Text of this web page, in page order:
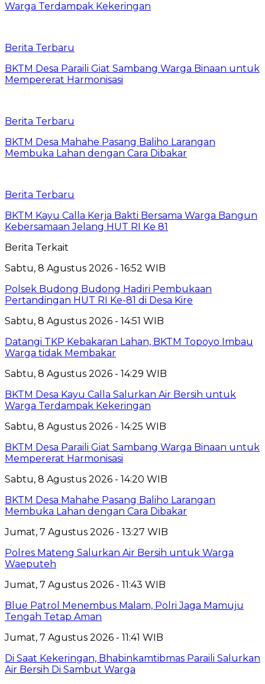
Warga Terdampak Kekeringan
Berita Terbaru
BKTM Desa Paraili Giat Sambang Warga Binaan untuk
Mempererat Harmonisasi
Berita Terbaru
BKTM Desa Mahahe Pasang Baliho Larangan
Membuka Lahan dengan Cara Dibakar
Berita Terbaru
BKTM Kayu Calla Kerja Bakti Bersama Warga Bangun
Kebersamaan Jelang HUT RI Ke 81
Berita Terkait
Sabtu, 8 Agustus 2026 - 16:52 WIB
Polsek Budong Budong Hadiri Pembukaan
Pertandingan HUT RI Ke-81 di Desa Kire
Sabtu, 8 Agustus 2026 - 14:51 WIB
Datangi TKP Kebakaran Lahan, BKTM Topoyo Imbau
Warga tidak Membakar
Sabtu, 8 Agustus 2026 - 14:29 WIB
BKTM Desa Kayu Calla Salurkan Air Bersih untuk
Warga Terdampak Kekeringan
Sabtu, 8 Agustus 2026 - 14:25 WIB
BKTM Desa Paraili Giat Sambang Warga Binaan untuk
Mempererat Harmonisasi
Sabtu, 8 Agustus 2026 - 14:20 WIB
BKTM Desa Mahahe Pasang Baliho Larangan
Membuka Lahan dengan Cara Dibakar
Jumat, 7 Agustus 2026 - 13:27 WIB
Polres Mateng Salurkan Air Bersih untuk Warga
Waeputeh
Jumat, 7 Agustus 2026 - 11:43 WIB
Blue Patrol Menembus Malam, Polri Jaga Mamuju
Tengah Tetap Aman
Jumat, 7 Agustus 2026 - 11:41 WIB
Di Saat Kekeringan, Bhabinkamtibmas Paraili Salurkan
Air Bersih Di Sambut Warga